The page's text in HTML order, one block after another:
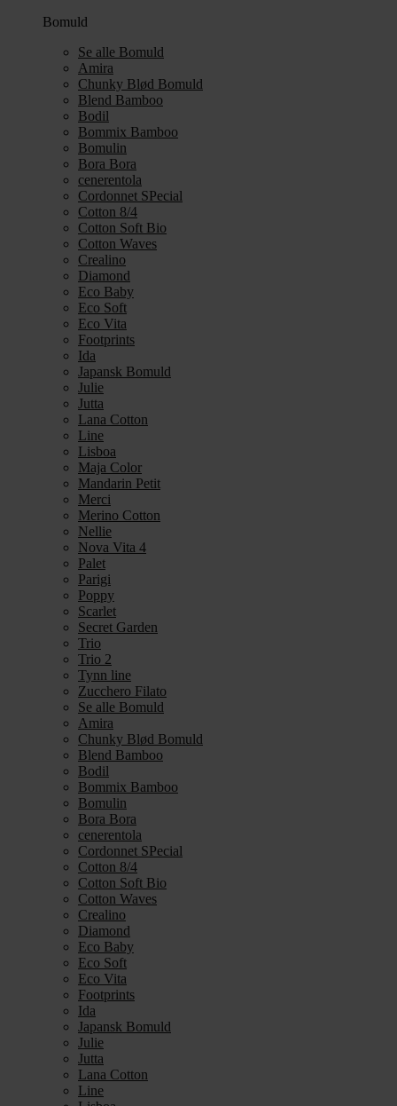
Bomuld
Se alle Bomuld
Amira
Chunky Blød Bomuld
Blend Bamboo
Bodil
Bommix Bamboo
Bomulin
Bora Bora
cenerentola
Cordonnet SPecial
Cotton 8/4
Cotton Soft Bio
Cotton Waves
Crealino
Diamond
Eco Baby
Eco Soft
Eco Vita
Footprints
Ida
Japansk Bomuld
Julie
Jutta
Lana Cotton
Line
Lisboa
Maja Color
Mandarin Petit
Merci
Merino Cotton
Nellie
Nova Vita 4
Palet
Parigi
Poppy
Scarlet
Secret Garden
Trio
Trio 2
Tynn line
Zucchero Filato
Se alle Bomuld
Amira
Chunky Blød Bomuld
Blend Bamboo
Bodil
Bommix Bamboo
Bomulin
Bora Bora
cenerentola
Cordonnet SPecial
Cotton 8/4
Cotton Soft Bio
Cotton Waves
Crealino
Diamond
Eco Baby
Eco Soft
Eco Vita
Footprints
Ida
Japansk Bomuld
Julie
Jutta
Lana Cotton
Line